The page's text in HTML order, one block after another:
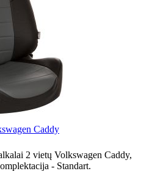
Caddy
2 vietų Volkswagen Caddy,
- Standart.